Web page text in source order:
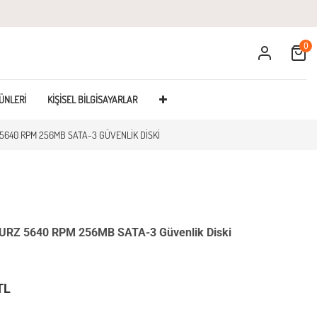
KIŞISEL BILGISAYARLAR
Cart
0
RPM 256MB SATA-3 GÜVENLIK DISKI
5640 RPM 256MB SATA-3 Güvenlik Diski